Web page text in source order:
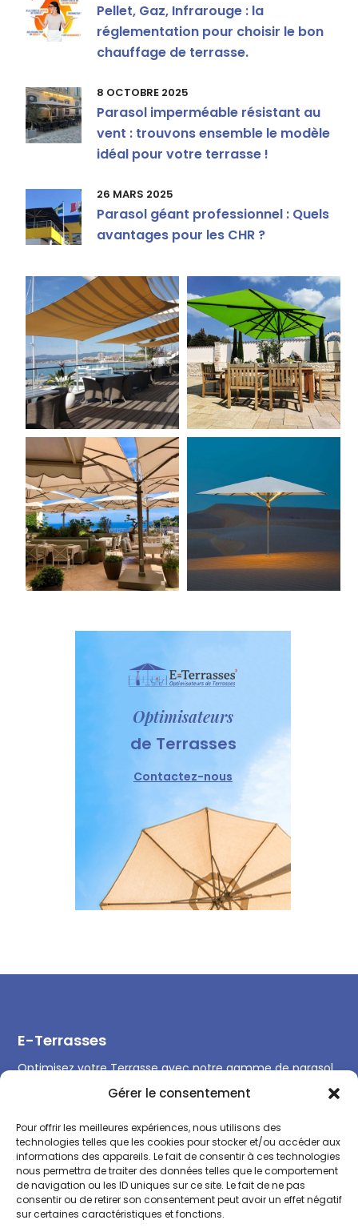
Gérer le consentement
Pour offrir les meilleures expériences, nous utilisons des
technologies telles que les cookies pour stocker et/ou accéder aux
informations des appareils. Le fait de consentir à ces technologies
nous permettra de traiter des données telles que le comportement
de navigation ou les ID uniques sur ce site. Le fait de ne pas
consentir ou de retirer son consentement peut avoir un effet négatif
sur certaines caractéristiques et fonctions.
Pellet, Gaz, Infrarouge : la
réglementation pour choisir le bon
chauffage de terrasse.
8 OCTOBRE 2025
Parasol imperméable résistant au
vent : trouvons ensemble le modèle
idéal pour votre terrasse !
26 MARS 2025
Parasol géant professionnel : Quels
avantages pour les CHR ?
Optimisateurs
de Terrasses
Contactez-nous
E-Terrasses
Optimisez votre Terrasse avec notre gamme de parasol
professionnel et équipements de Terrasse et remplissez
Contact